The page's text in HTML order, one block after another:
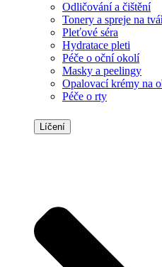
Odličování a čištění
Tonery a spreje na
Pleťové séra
Hydratace pleti
Péče o oční okolí
Masky a peelingy
Opalovací krémy na
Péče o rty
Líčení